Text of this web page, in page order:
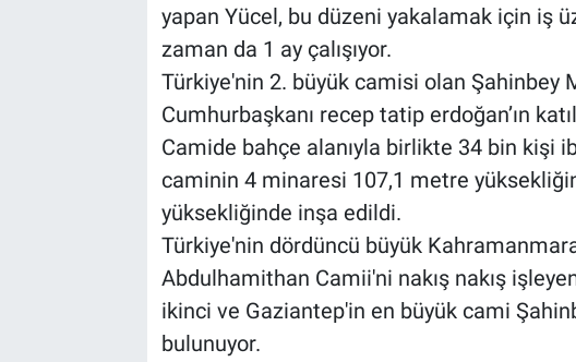
yapan Yücel, bu düzeni yakalamak için iş
zaman da 1 ay çalışıyor.
Türkiye'nin 2. büyük camisi olan
Cumhurbaşkanı recep tatip erdoğan’ın
Camide bahçe alanıyla birlikte 34 bin kişi
caminin 4 minaresi 107,1 metre
yüksekliğinde inşa edildi.
Türkiye'nin dördüncü büyük
Abdulhamithan Camii'ni nakış nakış
ikinci ve Gaziantep'in en büyük cami
bulunuyor.